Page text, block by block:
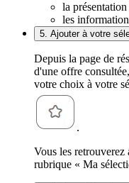
la
les
5. Ajouter à votre
Depuis la page de
d'une offre
votre choix à votre
.
Vous les retrouverez
rubrique « Ma